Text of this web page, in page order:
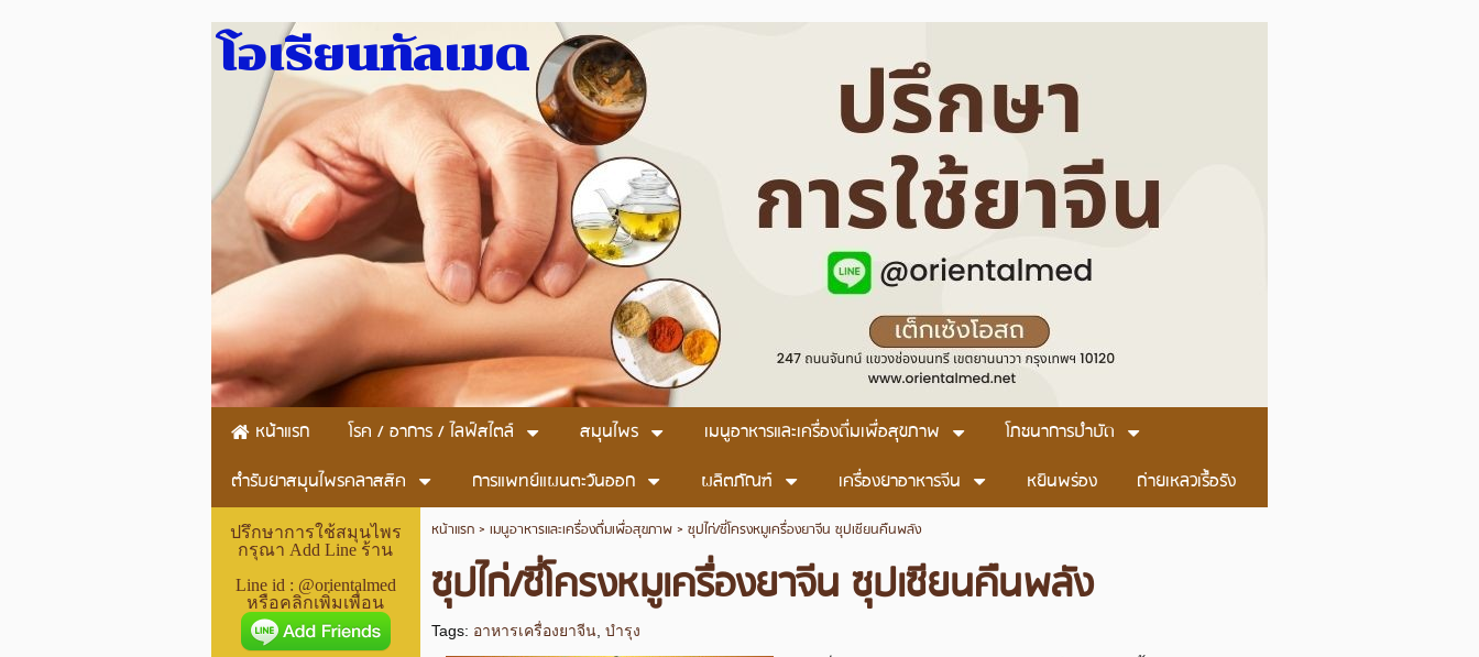
โอเรียนทัลเมด
หน้าแรก โรค / อาการ / ไลฟ์สไตล์ สมุนไพร เมนูอาหารและเครื่องดื่มเพื่อสุขภาพ
โภชนาการบำบัด
ตำรับยาสมุนไพรคลาสสิค
การแพทย์แผนตะวันออก ผลิตภัณฑ์ เครื่องยาอาหารจีน หยินพร่อง ถ่ายเหลวเรื้อรัง
ปรึกษาการใช้สมุนไพร
กรุณา Add Line ร้าน
Line id : @orientalmed
หรือคลิกเพิ่มเพื่อน
หน้าแรก> เมนูอาหารและเครื่องดื่มเพื่อสุขภาพ> ซุปไก่/ซี่โครงหมูเครื่องยาจีน ซุปเซียนคืนพลัง
ซุปไก่/ซี่โครงหมูเครื่องยาจีน ซุปเซียนคืนพลัง
Tags: อาหารเครื่องยาจีน ,บำรุง